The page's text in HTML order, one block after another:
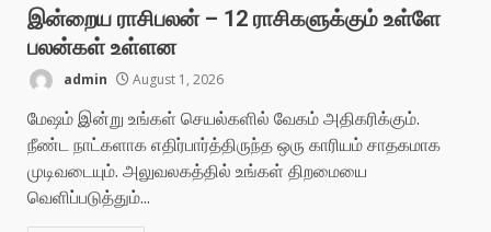
இன்றைய ராசிபலன் – 12 ராசிகளுக்கும் உள்ளே
பலன்கள் உள்ளன
admin August 1, 2026
மேஷம் இன்று உங்கள் செயல்களில் வேகம் அதிகரிக்கும்.
நீண்ட நாட்களாக எதிர்பார்த்திருந்த ஒரு காரியம் சாதகமாக
முடிவடையும். அலுவலகத்தில் உங்கள் திறமையை
வெளிப்படுத்தும்...